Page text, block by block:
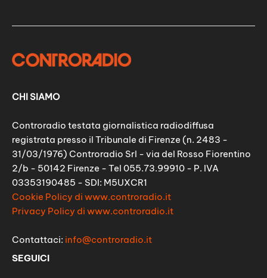
CHI SIAMO
Controradio testata giornalistica radiodiffusa
registrata presso il Tribunale di Firenze (n. 2483 -
31/03/1976) Controradio Srl - via del Rosso Fiorentino
2/b - 50142 Firenze - Tel 055.73.99910 - P. IVA
03353190485 - SDI: M5UXCR1
Cookie Policy di www.controradio.it
Privacy Policy di www.controradio.it
Contattaci: info@controradio.it
SEGUICI